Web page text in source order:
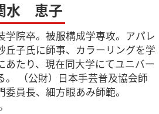
水 恵子
学院卒。被服構成学専攻。アパレ
丘子氏に師事、カラーリングを学
あたり、現在同大学にてユニバー
。 （公財）日本手芸普及協会師
員長、細方眼あみ師範。